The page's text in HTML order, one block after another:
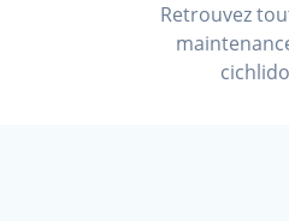
Retrouvez